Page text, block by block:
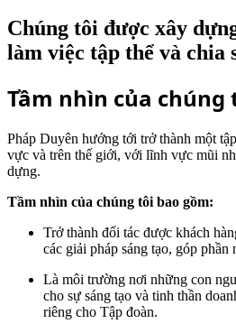
Chúng tôi được xây
làm việc tập thể và chia
Tầm nhìn của chúng
Pháp Duyên hướng tới trở thành một
vực và trên thế giới, với lĩnh vực mũi
dựng.
Tầm nhìn của chúng tôi bao gồm:
Trở thành đối tác được khách
các giải pháp sáng tạo, góp phần
Là môi trường nơi những con
cho sự sáng tạo và tinh thần
riêng cho Tập đoàn.